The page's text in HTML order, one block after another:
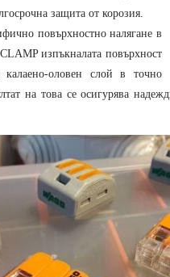
защита от корозия.
повърхностно налягане в
изпъкналата повърхност
оловен слой в точно
на това се осигурява